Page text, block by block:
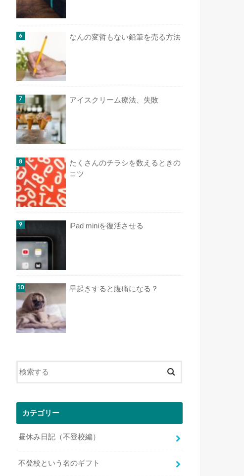
なんの変哲もない鉛筆を売る方法
アイスクリーム療法、失敗
たくさんのチラシを数えるときの
コツ
iPad miniを復活させる
早起きすると腹痛になる？
カテゴリー
昼休み日記（不登校編）
不登校という名のギフト